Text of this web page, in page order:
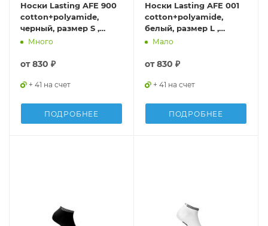
Носки Lasting AFE 900
cotton+polyamide,
черный, размер S ,
AFE900S
Много
от830 ₽
+ 41 на счет
ПОДРОБНЕЕ
Носки Lasting AFE 001
cotton+polyamide,
белый, размер L ,
AFE001L
Мало
от830 ₽
+ 41 на счет
ПОДРОБНЕЕ